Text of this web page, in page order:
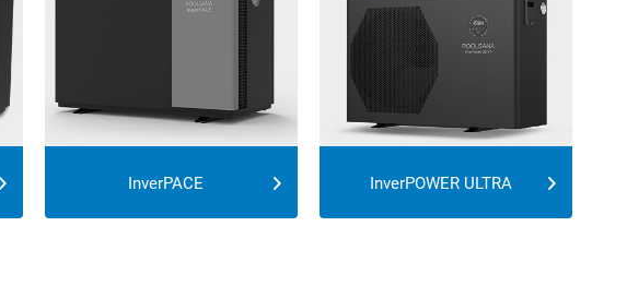
InverPACE InverPOWER ULTRA